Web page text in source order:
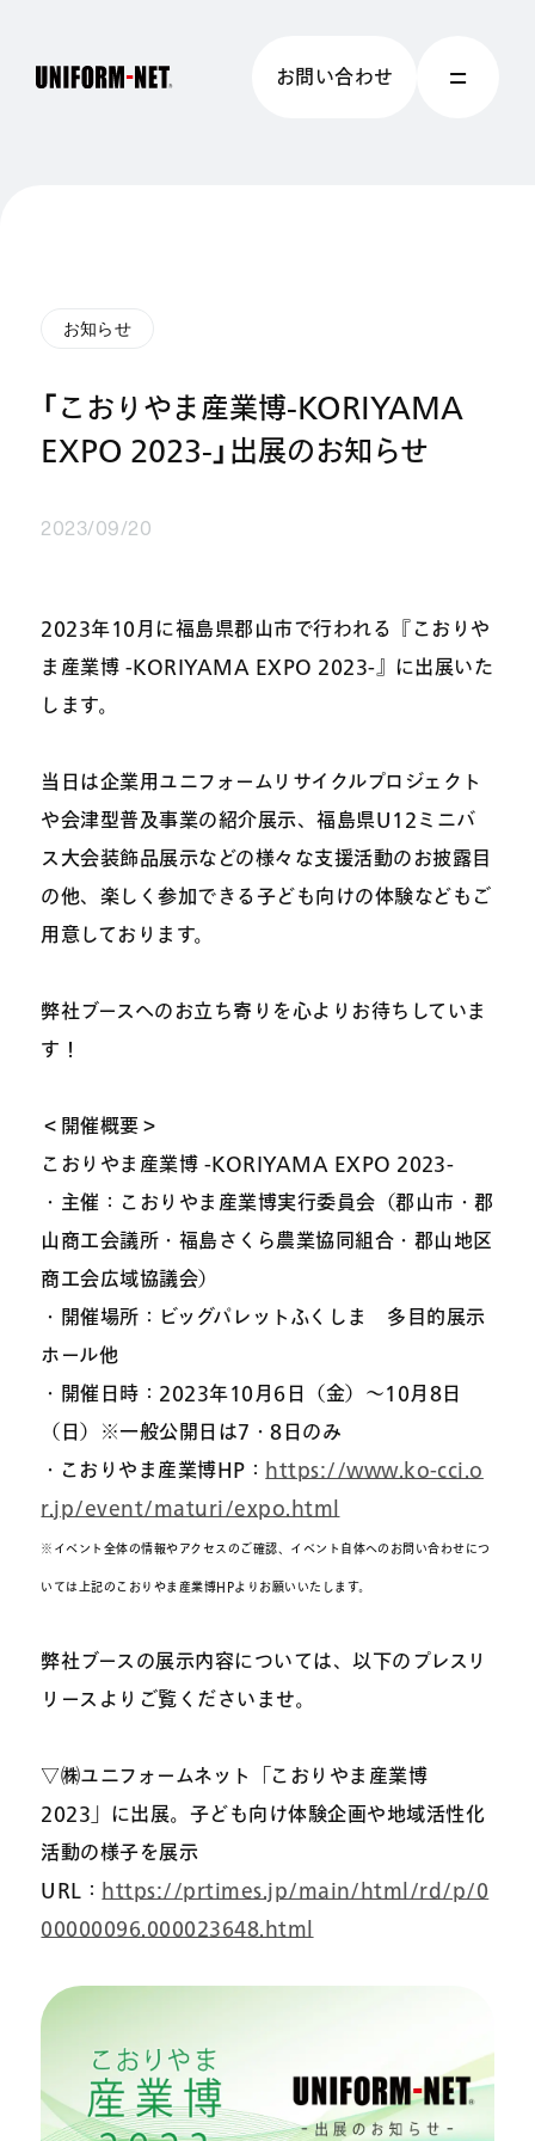
お問い合わせ
お知らせ
「こおりやま産業博-KORIYAMA
EXPO 2023-」出展のお知らせ
2023/09/20
2023年10月に福島県郡山市で行われる『こおりや
ま産業博 -KORIYAMA EXPO 2023-』に出展いた
します。
当日は企業用ユニフォームリサイクルプロジェクト
や会津型普及事業の紹介展示、福島県U12ミニバ
ス大会装飾品展示などの様々な支援活動のお披露目
の他、楽しく参加できる子ども向けの体験などもご
用意しております。
弊社ブースへのお立ち寄りを心よりお待ちしていま
す！
＜開催概要＞
こおりやま産業博 -KORIYAMA EXPO 2023-
・主催：こおりやま産業博実行委員会（郡山市・郡
山商工会議所・福島さくら農業協同組合・郡山地区
商工会広域協議会）
・開催場所：ビッグパレットふくしま 多目的展示
ホール他
・開催日時：2023年10月6日（金）～10月8日
（日）※一般公開日は7・8日のみ
・こおりやま産業博HP：
https://www.ko-cci.o
r.jp/event/maturi/expo.html
※イベント全体の情報やアクセスのご確認、イベント自体へのお問い合わせにつ
いては上記のこおりやま産業博HPよりお願いいたします。
弊社ブースの展示内容については、以下のプレスリ
リースよりご覧くださいませ。
▽㈱ユニフォームネット「こおりやま産業博
2023」に出展。子ども向け体験企画や地域活性化
活動の様子を展示
URL：
https://prtimes.jp/main/html/rd/p/0
00000096.000023648.html